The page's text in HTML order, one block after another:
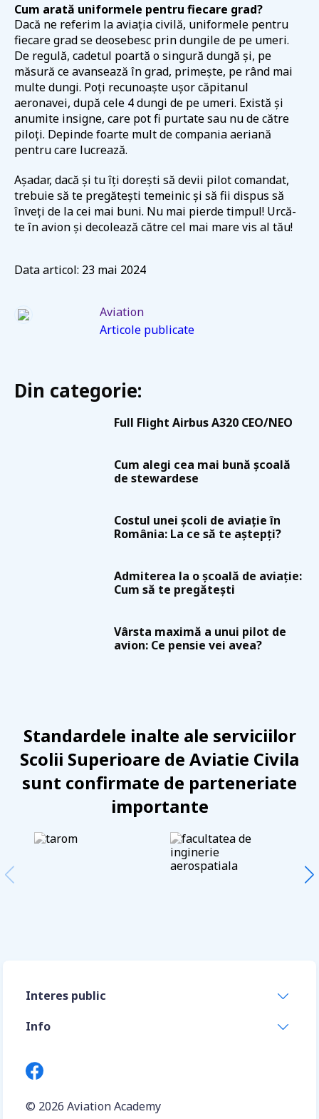
Cum arată uniformele pentru fiecare grad?
Dacă ne referim la aviația civilă, uniformele pentru
fiecare grad se deosebesc prin dungile de pe umeri.
De regulă, cadetul poartă o singură dungă și, pe
măsură ce avansează în grad, primește, pe rând mai
multe dungi. Poți recunoaște ușor căpitanul
aeronavei, după cele 4 dungi de pe umeri. Există și
anumite insigne, care pot fi purtate sau nu de către
piloți. Depinde foarte mult de compania aeriană
pentru care lucrează.
Așadar, dacă și tu îți dorești să devii pilot comandat,
trebuie să te pregătești temeinic și să fii dispus să
înveți de la cei mai buni. Nu mai pierde timpul! Urcă-
te în avion și decolează către cel mai mare vis al tău!
Data articol: 23 mai 2024
Aviation
Articole publicate
Din categorie:
Full Flight Airbus A320 CEO/NEO
Cum alegi cea mai bună școală
de stewardese
Costul unei școli de aviație în
România: La ce să te aștepți?
Admiterea la o școală de aviație:
Cum să te pregătești
Vârsta maximă a unui pilot de
avion: Ce pensie vei avea?
Standardele inalte ale serviciilor
Scolii Superioare de Aviatie Civila
sunt confirmate de parteneriate
importante
Interes public
Info
© 2026 Aviation Academy